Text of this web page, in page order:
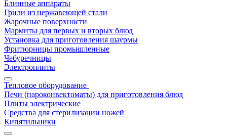
Блинные аппараты
Грили из нержавеющей стали
Жарочные поверхности
Мармиты для первых и вторых блюд
Установка для приготовления шаурмы
Фритюрницы промышленные
Чебуречницы
Электроплиты
Тепловое оборудование
Печи (пароконвектоматы) для приготовления блюд
Плиты электрические
Средства для стерилизации ножей
Кипятильники